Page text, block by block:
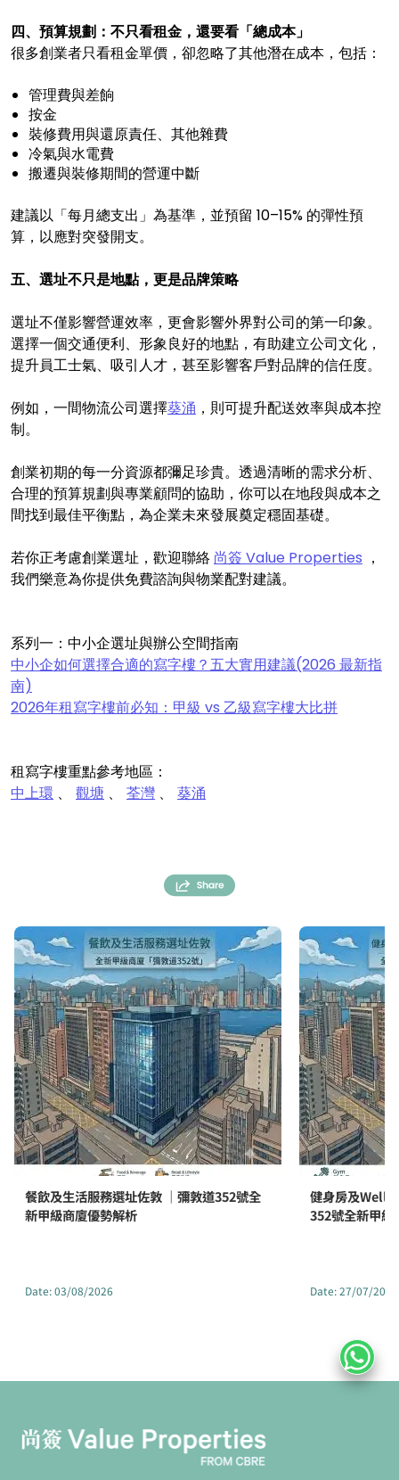
四、預算規劃：不只看租金，還要看「總成本」
很多創業者只看租金單價，卻忽略了其他潛在成本，包括：
管理費與差餉
按金
裝修費用與還原責任、其他雜費
冷氣與水電費
搬遷與裝修期間的營運中斷
建議以「每月總支出」為基準，並預留 10–15% 的彈性預
算，以應對突發開支。
五、選址不只是地點，更是品牌策略
選址不僅影響營運效率，更會影響外界對公司的第一印象。
選擇一個交通便利、形象良好的地點，有助建立公司文化，
提升員工士氣、吸引人才，甚至影響客戶對品牌的信任度。
例如，一間物流公司選擇葵涌 ，則可提升配送效率與成本控
制。
創業初期的每一分資源都彌足珍貴。透過清晰的需求分析、
合理的預算規劃與專業顧問的協助，你可以在地段與成本之
間找到最佳平衡點，為企業未來發展奠定穩固基礎。
若你正考慮創業選址，歡迎聯絡 尚簽 Value Properties ，
我們樂意為你提供免費諮詢與物業配對建議。
系列一：中小企選址與辦公空間指南
中小企如何選擇合適的寫字樓？五大實用建議(2026 最新指
南)
2026年租寫字樓前必知：甲級 vs 乙級寫字樓大比拼
租寫字樓重點參考地區：
中上環 、 觀塘 、 荃灣 、 葵涌
餐飲及生活服務選址佐敦 ｜彌敦道352號全
新甲級商廈優勢解析
Date:03/08/2026
健身房及
352號全新甲級
Date:27/07/2026